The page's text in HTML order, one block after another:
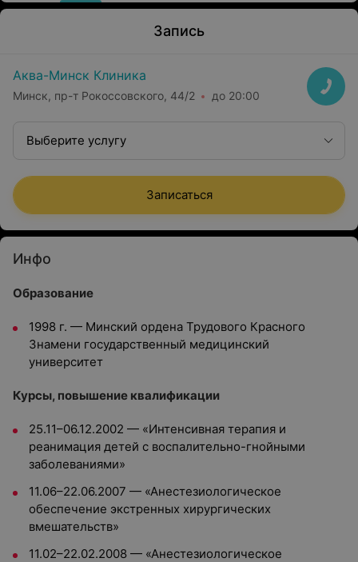
Запись
Аква-Минск Клиника
Минск, пр-т Рокоссовского, 44/2 до 20:00
Выберите услугу
Записаться
Инфо
Образование
1998 г. — Минский ордена Трудового Красного
Знамени государственный медицинский
университет
Курсы, повышение квалификации
25.11–06.12.2002 — «Интенсивная терапия и
реанимация детей с воспалительно-гнойными
заболеваниями»
11.06–22.06.2007 — «Анестезиологическое
обеспечение экстренных хирургических
вмешательств»
11.02–22.02.2008 — «Анестезиологическое